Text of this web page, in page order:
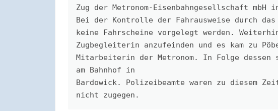
Zug der Metronom-Eisenbahngesellschaft mbH
Bei der Kontrolle der Fahrausweise durch
keine Fahrscheine vorgelegt werden.
Zugbegleiterin anzufeinden und es kam zu
Mitarbeiterin der Metronom. In Folge dessen
am Bahnhof in
Bardowick. Polizeibeamte waren zu diesem
nicht zugegen.